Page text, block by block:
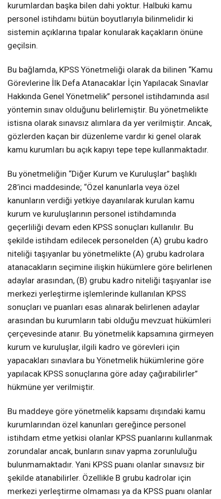
kurumlardan başka bilen dahi yoktur. Halbuki kamu
personel istihdamı bütün boyutlarıyla bilinmelidir ki
sistemin açıklarına tıpalar konularak kaçakların önüne
geçilsin.
Bu bağlamda, KPSS Yönetmeliği olarak da bilinen “Kamu
Görevlerine İlk Defa Atanacaklar İçin Yapılacak Sınavlar
Hakkında Genel Yönetmelik” personel istihdamında asıl
yöntemin sınav olduğunu belirlemiştir. Bu yönetmelikte
istisna olarak sınavsız alımlara da yer verilmiştir. Ancak,
gözlerden kaçan bir düzenleme vardır ki genel olarak
kamu kurumları bu açık kapıyı tepe tepe kullanmaktadır.
Bu yönetmeliğin “Diğer Kurum ve Kuruluşlar” başlıklı
28’inci maddesinde; “Özel kanunlarla veya özel
kanunların verdiği yetkiye dayanılarak kurulan kamu
kurum ve kuruluşlarının personel istihdamında
geçerliliği devam eden KPSS sonuçları kullanılır. Bu
şekilde istihdam edilecek personelden (A) grubu kadro
niteliği taşıyanlar bu yönetmelikte (A) grubu kadrolara
atanacakların seçimine ilişkin hükümlere göre belirlenen
adaylar arasından, (B) grubu kadro niteliği taşıyanlar ise
merkezi yerleştirme işlemlerinde kullanılan KPSS
sonuçları ve puanları esas alınarak belirlenen adaylar
arasından bu kurumların tabi olduğu mevzuat hükümleri
çerçevesinde atanır. Bu yönetmelik kapsamına girmeyen
kurum ve kuruluşlar, ilgili kadro ve görevleri için
yapacakları sınavlara bu Yönetmelik hükümlerine göre
yapılacak KPSS sonuçlarına göre aday çağırabilirler”
hükmüne yer verilmiştir.
Bu maddeye göre yönetmelik kapsamı dışındaki kamu
kurumlarından özel kanunları gereğince personel
istihdam etme yetkisi olanlar KPSS puanlarını kullanmak
zorundalar ancak, bunların sınav yapma zorunluluğu
bulunmamaktadır. Yani KPSS puanı olanlar sınavsız bir
şekilde atanabilirler. Özellikle B grubu kadrolar için
merkezi yerleştirme olmaması ya da KPSS puanı olanlar